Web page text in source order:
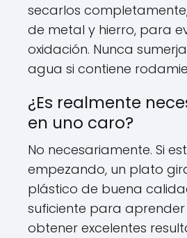
secarlos
de metal y hierro, para
oxidación. Nunca
agua si contiene
¿Es realmente
en uno caro?
No necesariamente. Si
empezando, un plato
plástico de buena
suficiente para
obtener excelentes